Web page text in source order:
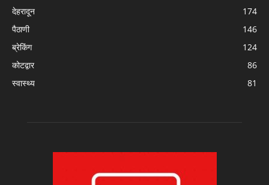
देहरादून
174
पैठाणी
146
ब्रेकिंग
124
कोटद्वार
86
स्वास्थ्य
81